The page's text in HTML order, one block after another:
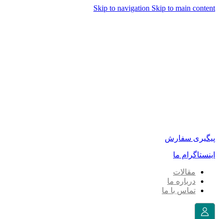
Skip to navigation Skip to main content
پیگیری سفارش
اینستاگرام ما
مقالات
درباره ما
تماس با ما